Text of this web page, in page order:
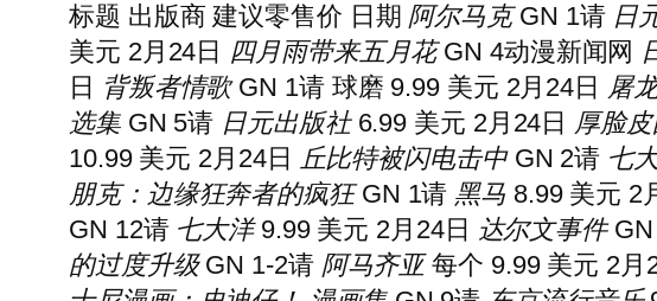
标题 出版商 建议零售价 日期 阿尔马克GN 1请 日
美元 2月24日 四月雨带来五月花GN 4动漫新闻网
日 背叛者情歌GN 1请球磨 9.99 美元 2月24日 屠
选集GN 5请 日元出版社6.99 美元 2月24日 厚脸
10.99 美元 2月24日 丘比特被闪电击中GN 2请 七
朋克：边缘狂奔者的疯狂GN 1请 黑马 8.99 美元 2
GN 12请 七大洋9.99 美元 2月24日 达尔文事件GN
的过度升级GN 1-2请 阿马齐亚每个 9.99 美元 2月